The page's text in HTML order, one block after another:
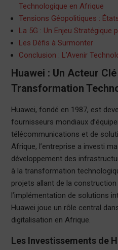
Technologique en Afrique
Tensions Géopolitiques :
La 5G : Un Enjeu Stratégique
Les Défis à Surmonter
Conclusion : L’Avenir
Huawei : Un Acteur
Transformation
Huawei, fondé en 1987, est
fournisseurs mondiaux
télécommunications et de
Afrique, l’entreprise a investi
développement des
à la transformation
projets allant de la construction
l’implémentation de solutions
Huawei joue un rôle central
digitalisation en Afrique.
Les Investissements de